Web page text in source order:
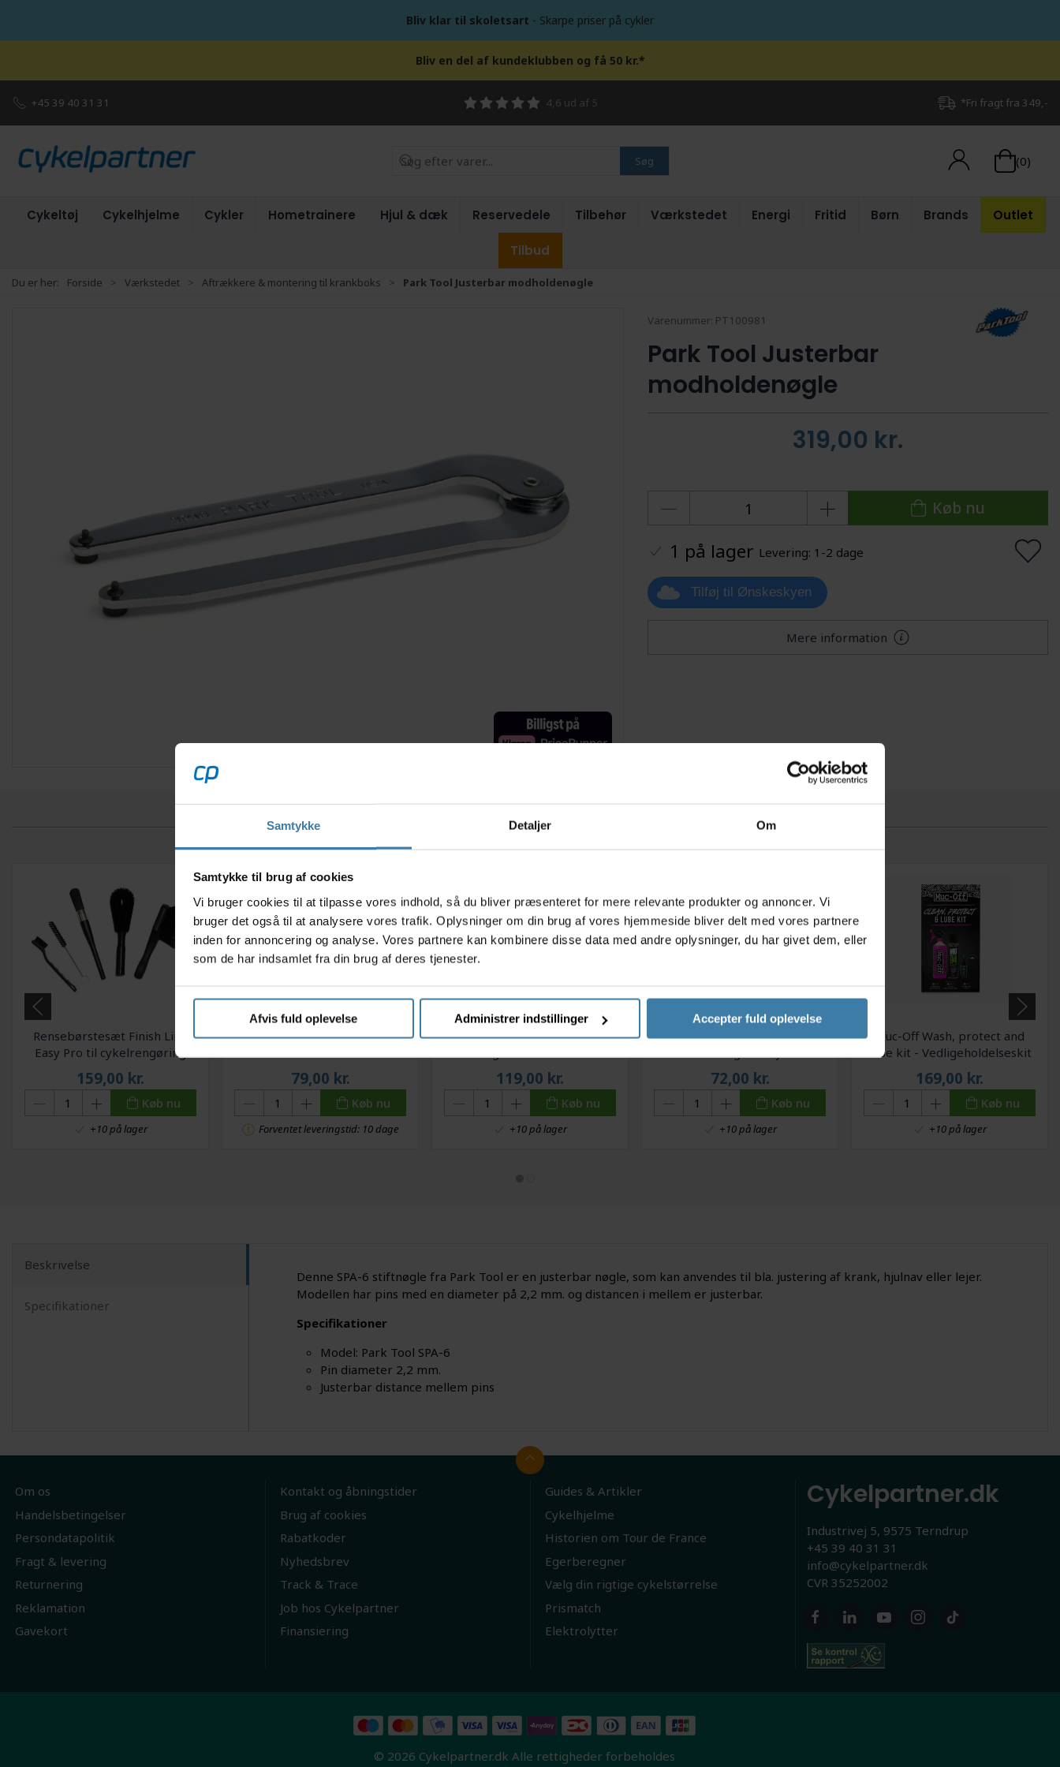
Samtykke Detaljer Om
Samtykke til brug af cookies
Vi bruger cookies til at tilpasse vores indhold, så du bliver præsenteret for mere relevante produkter og annoncer. Vi
bruger det også til at analysere vores trafik. Oplysninger om din brug af vores hjemmeside bliver delt med vores partnere
inden for annoncering og analyse. Vores partnere kan kombinere disse data med andre oplysninger, du har givet dem, eller
som de har indsamlet fra din brug af deres tjenester.
Afvis fuld oplevelse Administrer indstillinger Accepter fuld oplevelse
Bliv klar til skoletsart - Skarpe priser på cykler
Bliv en del af kundeklubben og få 50 kr.*
+45 39 40 31 31 4,6 ud af 5 *Fri fragt fra 349,-
Søg (0)
Cykeltøj Cykelhjelme Cykler Hometrainere Hjul & dæk Reservedele Tilbehør Værkstedet Energi Fritid Børn Brands Outlet
Tilbud
Du er her: Forside Værkstedet Aftrækkere & montering til krankboks Park Tool Justerbar modholdenøgle
Varenummer: PT100981
Park Tool Justerbar
modholdenøgle
319,00 kr.
Køb nu
1 på lager Levering: 1-2 dage
Tilføj til Ønskeskyen
Mere information
Relaterede varer
Rensebørstesæt Finish Line
Easy Pro til cykelrengøring
159,00 kr.
Køb nu
+10 på lager
Universallim Würth 65,5ml i
79,00 kr.
Køb nu
Forventet leveringstid: 10 dage
Cykelvask og voksbeskyttelse
119,00 kr.
Køb nu
+10 på lager
Muc-Off Claw brush - Børste til
72,00 kr.
Køb nu
+10 på lager
Muc-Off Wash, protect and
lube kit - Vedligeholdelseskit
til cykler
169,00 kr.
Køb nu
+10 på lager
Beskrivelse
Specifikationer
Denne SPA-6 stiftnøgle fra Park Tool er en justerbar nøgle, som kan anvendes til bla. justering af krank, hjulnav eller lejer.
Modellen har pins med en diameter på 2,2 mm. og distancen i mellem er justerbar.
Specifikationer
Model: Park Tool SPA-6
Pin diameter 2,2 mm.
Justerbar distance mellem pins
Om os
Handelsbetingelser
Persondatapolitik
Fragt & levering
Returnering
Reklamation
Gavekort
Kontakt og åbningstider
Brug af cookies
Rabatkoder
Nyhedsbrev
Track & Trace
Job hos Cykelpartner
Finansiering
Guides & Artikler
Cykelhjelme
Historien om Tour de France
Egerberegner
Vælg din rigtige cykelstørrelse
Prismatch
Elektrolytter
Cykelpartner.dk
Industrivej 5, 9575 Terndrup
+45 39 40 31 31
info@cykelpartner.dk
CVR 35252002
© 2026 Cykelpartner.dk Alle rettigheder forbeholdes